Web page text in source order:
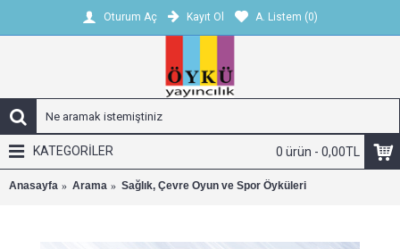
Oturum Aç Kayıt Ol A. Listem (0)
0 ürün - 0,00TL
KATEGORİLER
Anasayfa Arama Sağlık, Çevre Oyun ve Spor Öyküleri